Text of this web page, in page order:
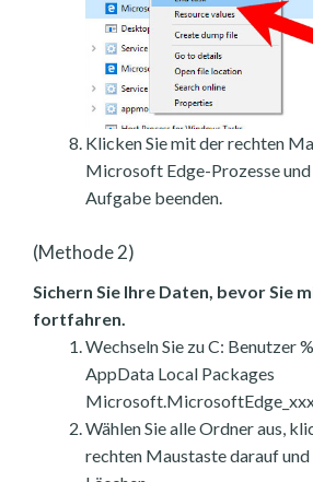
Klicken Sie mit der rechten
Microsoft Edge-Prozesse und
Aufgabe beenden.
(Methode 2)
Sichern Sie Ihre Daten, bevor Sie
fortfahren.
Wechseln Sie zu C: Benutzer
AppData Local Packages
Wählen Sie alle Ordner aus,
rechten Maustaste darauf und